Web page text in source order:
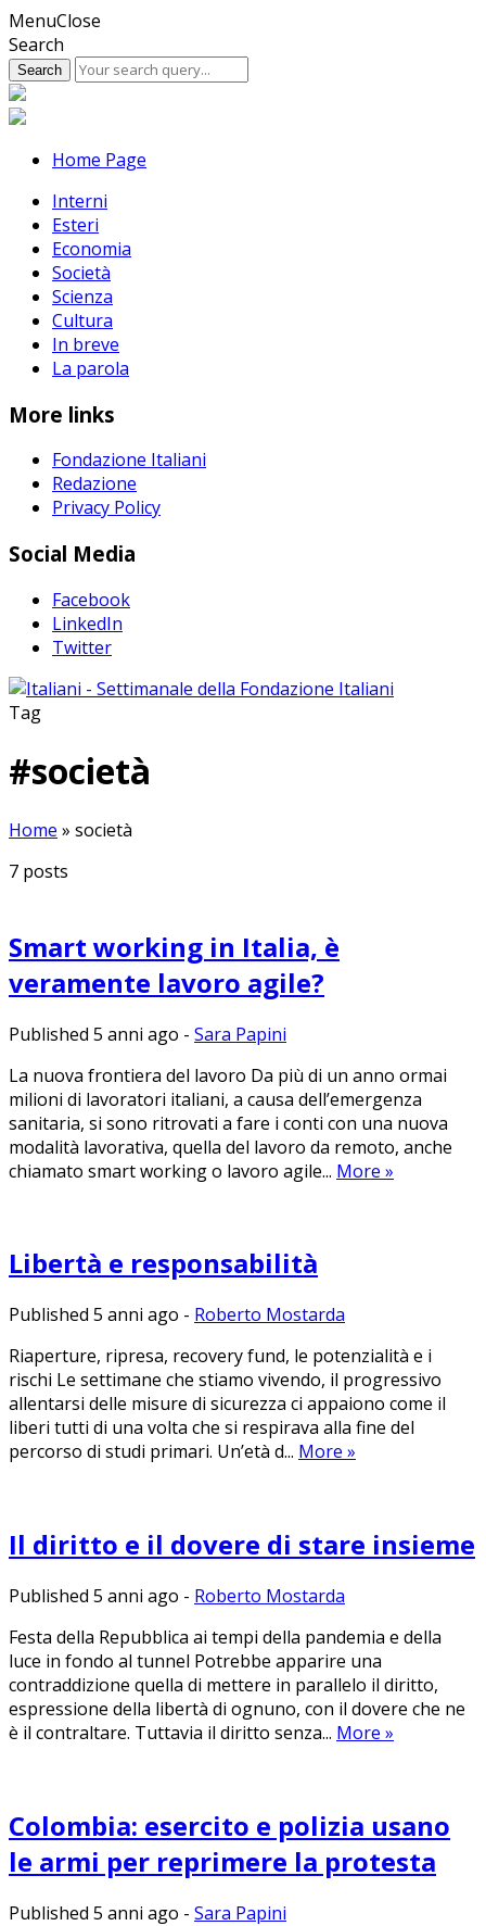
Skip
to
content
MenuClose
Search
Home Page
Interni
Esteri
Economia
Società
Scienza
Cultura
In breve
La parola
More links
Fondazione Italiani
Redazione
Privacy Policy
Social Media
Facebook
LinkedIn
Twitter
Tag
#società
Home » società
7 posts
Smart working in Italia, è
veramente lavoro agile?
Published 5 anni ago - Sara Papini
La nuova frontiera del lavoro Da più di un anno ormai
milioni di lavoratori italiani, a causa dell’emergenza
sanitaria, si sono ritrovati a fare i conti con una nuova
modalità lavorativa, quella del lavoro da remoto, anche
chiamato smart working o lavoro agile... More »
Libertà e responsabilità
Published 5 anni ago - Roberto Mostarda
Riaperture, ripresa, recovery fund, le potenzialità e i
rischi Le settimane che stiamo vivendo, il progressivo
allentarsi delle misure di sicurezza ci appaiono come il
liberi tutti di una volta che si respirava alla fine del
percorso di studi primari. Un’età d... More »
Il diritto e il dovere di stare insieme
Published 5 anni ago - Roberto Mostarda
Festa della Repubblica ai tempi della pandemia e della
luce in fondo al tunnel Potrebbe apparire una
contraddizione quella di mettere in parallelo il diritto,
espressione della libertà di ognuno, con il dovere che ne
è il contraltare. Tuttavia il diritto senza... More »
Colombia: esercito e polizia usano
le armi per reprimere la protesta
Published 5 anni ago - Sara Papini